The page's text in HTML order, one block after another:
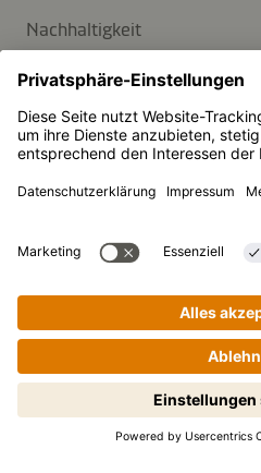
Schritt-für-Schritt-Kochen
gemacht! Zum Starten
Nachhaltigkeit
KUNDENSERVICE
FAQ
Kontakt
Kikkoman ist ein eingetragenes
© Kikkoman Trading
Theodorstraße 180,
Eingetragen beim AG